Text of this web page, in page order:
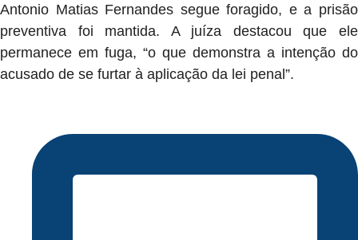
Antonio Matias Fernandes segue foragido, e a prisão
preventiva foi mantida. A juíza destacou que ele
permanece em fuga, “o que demonstra a intenção do
acusado de se furtar à aplicação da lei penal”.